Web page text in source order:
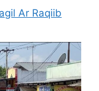
Ar Raqiib